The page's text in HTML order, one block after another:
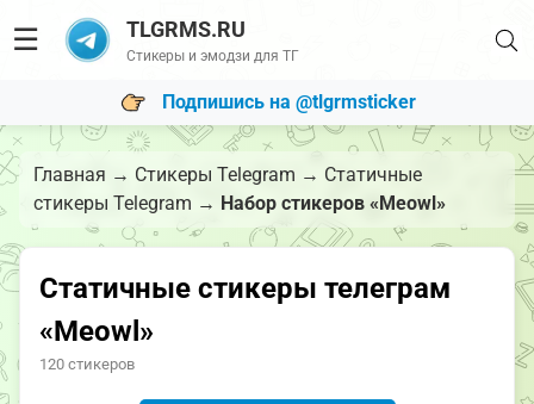
☰ TLGRMS.RU
Стикеры и эмодзи для ТГ
Подпишись на @tlgrmsticker
Главная → Стикеры Telegram → Статичные
стикеры Telegram → Набор стикеров «Meowl»
Статичные стикеры телеграм
«Meowl»
120 стикеров